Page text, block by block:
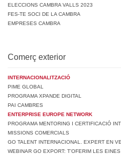
ELECCIONS CAMBRA VALLS 2023
FES-TE SOCI DE LA CAMBRA
EMPRESES CAMBRA
Comerç exterior
INTERNACIONALITZACIÓ
PIME GLOBAL
PROGRAMA XPANDE DIGITAL
PAI CAMBRES
ENTERPRISE EUROPE NETWORK
PROGRAMA MENTORING I CERTIFICACIÓ
MISSIONS COMERCIALS
GO TALENT INTERNACIONAL. EXPERT EN
WEBINAR GO EXPORT: T’OFERIM LES